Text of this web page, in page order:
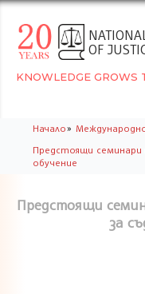
OF
KNOWLEDGE GROWS
Начало»
Предстоящи
обучение
Предстоящи
за